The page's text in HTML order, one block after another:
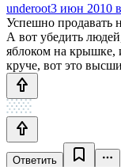
underoot3 июн 2010
Успешно продавать
А вот убедить
яблоком на крышке,
круче, вот это
Ответить